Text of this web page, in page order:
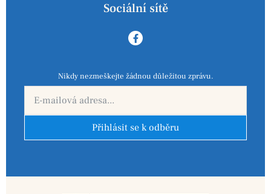
Sociální sítě
Nikdy nezmeškejte žádnou důležitou zprávu.
Přihlásit se k odběru